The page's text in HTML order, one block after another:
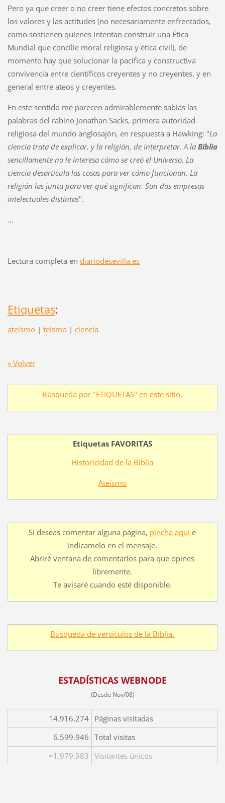
Pero ya que creer o no creer tiene efectos concretos sobre
los valores y las actitudes (no necesariamente enfrentados,
como sostienen quienes intentan construir una Ética
Mundial que concilie moral religiosa y ética civil), de
momento hay que solucionar la pacífica y constructiva
convivencia entre científicos creyentes y no creyentes, y en
general entre ateos y creyentes.
En este sentido me parecen admirablemente sabias las
palabras del rabino Jonathan Sacks, primera autoridad
religiosa del mundo anglosajón, en respuesta a Hawking: "La
ciencia trata de explicar, y la religión, de interpretar. A la Biblia
sencillamente no le interesa cómo se creó el Universo. La
ciencia desarticula las cosas para ver cómo funcionan. La
religión las junta para ver qué significan. Son dos empresas
intelectuales distintas".
...
Lectura completa en diariodesevilla.es
Etiquetas:
ateísmo | teísmo | ciencia
« Volver
Búsqueda por "ETIQUETAS" en este sitio.
Etiquetas FAVORITAS
Historicidad de la Biblia
Ateísmo
Si deseas comentar alguna página, pincha aquí e
indícamelo en el mensaje.
Abriré ventana de comentarios para que opines
libremente.
Te avisaré cuando esté disponible.
Búsqueda de versículos de la Biblia.
ESTADÍSTICAS WEBNODE
(Desde Nov/08)
14.916.274
Páginas visitadas
6.599.946 Total visitas
≈1.979.983 Visitantes únicos